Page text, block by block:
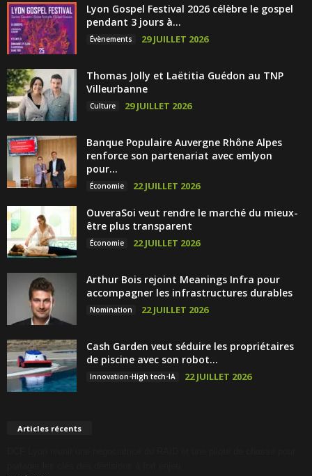
Lyon Gospel Festival 2026 célèbre le gospel
pendant 3 jours à...
Évènements 29 JUILLET 2026
Thomas Jolly et Laëtitia Guédon au TNP
Villeurbanne
Culture 29 JUILLET 2026
Banque Populaire Auvergne Rhône Alpes
renforce son partenariat avec emlyon
pour...
Économie 22 JUILLET 2026
OuveraSoi veut rendre le marché du mieux-
être plus transparent
Économie 22 JUILLET 2026
Arthur Bois rejoint Meanings Infra pour
accompagner les infrastructures durables
Nomination 22 JUILLET 2026
Cash Garden veut séduire les propriétaires
de piscine avec son robot...
Innovation-High tech-IA 22 JUILLET 2026
Articles récents